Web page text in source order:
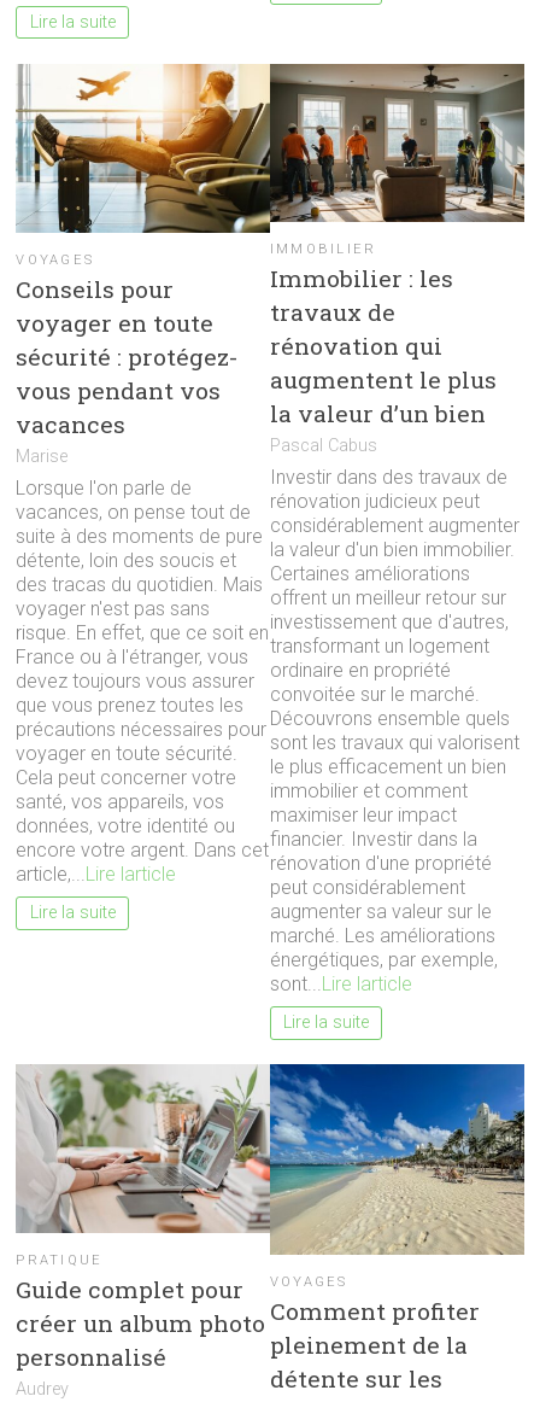
Lire la suite
VOYAGES
Conseils pour
voyager en toute
sécurité : protégez-
vous pendant vos
vacances
Marise
Lorsque l'on parle de
vacances, on pense tout de
suite à des moments de pure
détente, loin des soucis et
des tracas du quotidien. Mais
voyager n'est pas sans
risque. En effet, que ce soit en
France ou à l'étranger, vous
devez toujours vous assurer
que vous prenez toutes les
précautions nécessaires pour
voyager en toute sécurité.
Cela peut concerner votre
santé, vos appareils, vos
données, votre identité ou
encore votre argent. Dans cet
article,...Lire larticle
Lire la suite
IMMOBILIER
Immobilier : les
travaux de
rénovation qui
augmentent le plus
la valeur d’un bien
Pascal Cabus
Investir dans des travaux de
rénovation judicieux peut
considérablement augmenter
la valeur d'un bien immobilier.
Certaines améliorations
offrent un meilleur retour sur
investissement que d'autres,
transformant un logement
ordinaire en propriété
convoitée sur le marché.
Découvrons ensemble quels
sont les travaux qui valorisent
le plus efficacement un bien
immobilier et comment
maximiser leur impact
financier. Investir dans la
rénovation d'une propriété
peut considérablement
augmenter sa valeur sur le
marché. Les améliorations
énergétiques, par exemple,
sont...Lire larticle
Lire la suite
PRATIQUE
Guide complet pour
créer un album photo
personnalisé
Audrey
VOYAGES
Comment profiter
pleinement de la
détente sur les